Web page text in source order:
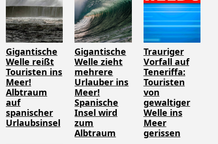
Gigantische
Welle reißt
Touristen ins
Meer!
Albtraum
auf
spanischer
Urlaubsinsel
Gigantische
Welle zieht
mehrere
Urlauber ins
Meer!
Spanische
Insel wird
zum
Albtraum
Trauriger
Vorfall auf
Teneriffa:
Touristen
von
gewaltiger
Welle ins
Meer
gerissen